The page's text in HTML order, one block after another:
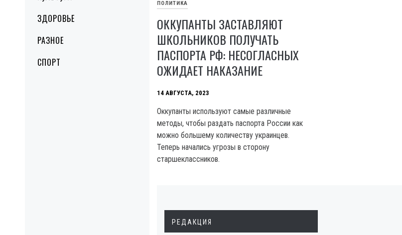
ЗДОРОВЬЕ
РАЗНОЕ
СПОРТ
ПОЛИТИКА
ОККУПАНТЫ ЗАСТАВЛЯЮТ
ШКОЛЬНИКОВ ПОЛУЧАТЬ
ПАСПОРТА РФ: НЕСОГЛАСНЫХ
ОЖИДАЕТ НАКАЗАНИЕ
14 АВГУСТА, 2023
Оккупанты используют самые различные
методы, чтобы раздать паспорта России как
можно большему количеству украинцев.
Теперь начались угрозы в сторону
старшеклассников.
РЕДАКЦИЯ